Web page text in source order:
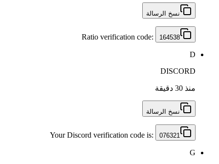
نسخ الرسالة
Ratio verification code: 164538
D
DISCORD
منذ 30 دقيقة
نسخ الرسالة
Your Discord verification code is: 076321
G